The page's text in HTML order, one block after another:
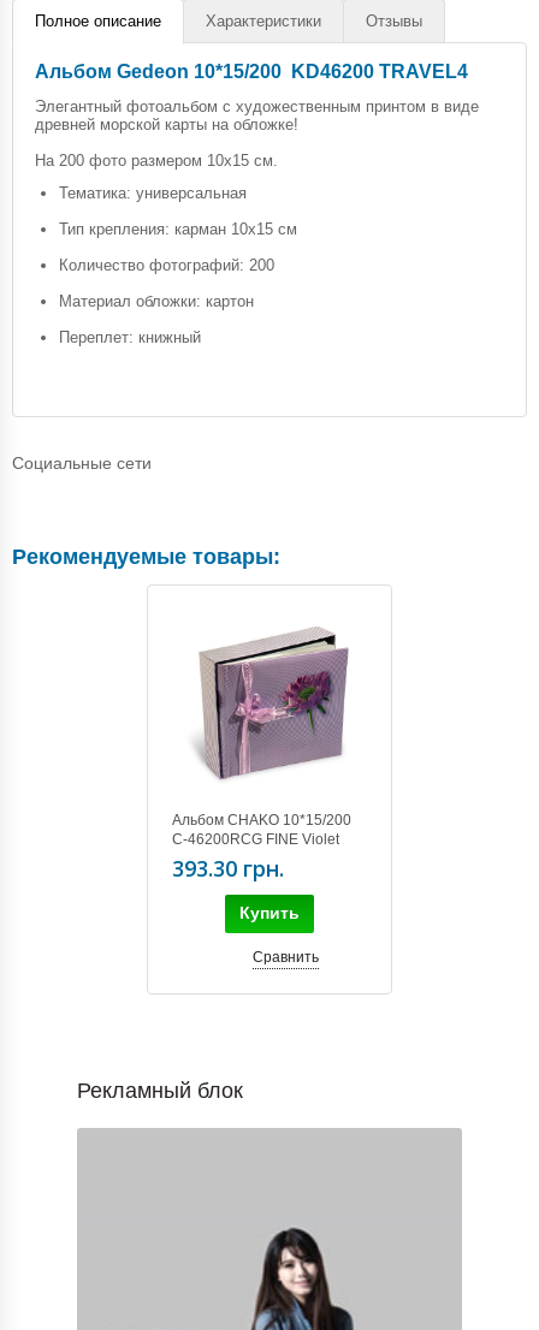
Полное описание Характеристики Отзывы
Альбом Gedeon 10*15/200 KD46200 TRAVEL4
Элегантный фотоальбом с художественным принтом в виде
древней морской карты на обложке!
На 200 фото размером 10х15 см.
Тематика: универсальная
Тип крепления: карман 10х15 см
Количество фотографий: 200
Материал обложки: картон
Переплет: книжный
Социальные сети
Рекомендуемые товары:
Альбом CHAKO 10*15/200
C-46200RCG FINE Violet
393.30 грн.
Купить
Сравнить
Рекламный блок